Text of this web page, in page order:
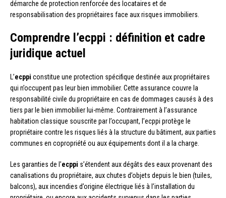
démarche de protection renforcée des locataires et de
responsabilisation des propriétaires face aux risques immobiliers.
Comprendre l’ecppi : définition et cadre
juridique actuel
L’ecppi constitue une protection spécifique destinée aux propriétaires
qui n’occupent pas leur bien immobilier. Cette assurance couvre la
responsabilité civile du propriétaire en cas de dommages causés à des
tiers par le bien immobilier lui-même. Contrairement à l’assurance
habitation classique souscrite par l’occupant, l’ecppi protège le
propriétaire contre les risques liés à la structure du bâtiment, aux parties
communes en copropriété ou aux équipements dont il a la charge.
Les garanties de l’ecppi s’étendent aux dégâts des eaux provenant des
canalisations du propriétaire, aux chutes d’objets depuis le bien (tuiles,
balcons), aux incendies d’origine électrique liés à l’installation du